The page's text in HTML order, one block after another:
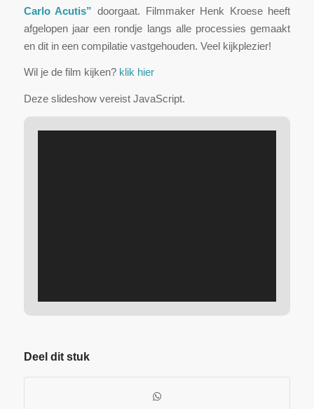
Carlo Acutis” doorgaat. Filmmaker Henk Kroese heeft
afgelopen jaar een rondje langs alle processies gemaakt
en dit in een compilatie vastgehouden. Veel kijkplezier!
Wil je de film kijken? klik hier
Deze slideshow vereist JavaScript.
Deel dit stuk